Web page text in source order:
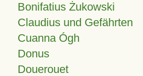
Bonifatius Żukowski
Claudius und Gefährten
Cuanna Ógh
Donus
Douerouet